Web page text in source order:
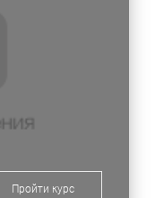
Пройти курс